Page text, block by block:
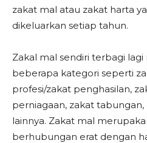
zakat mal atau zakat harta
dikeluarkan setiap tahun.
Zakal mal sendiri terbagi lagi
beberapa kategori seperti
profesi/zakat penghasilan,
perniagaan, zakat tabungan,
lainnya. Zakat mal
berhubungan erat dengan